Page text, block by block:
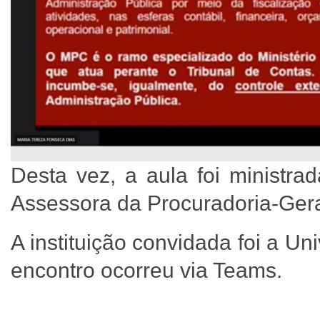
Desta vez, a aula foi
Assessora da Procuradoria-
A instituição convidada foi a
encontro ocorreu via Teams.